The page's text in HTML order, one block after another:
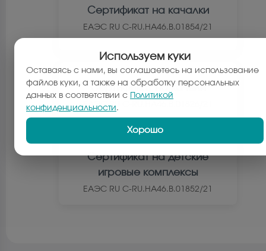
Сертификат на качалки
ЕАЭС RU С-RU.НА46.В.01854/21
Сертификат на качели
ЕАЭС RU С-RU.НА46.В.01826/21
ЕАЭС
Сертификат на детские
игровые комплексы
ЕАЭС RU С-RU.НА46.В.01852/21
Используем куки
Оставаясь с нами, вы соглашаетесь на использование
файлов куки, а также на обработку персональных
данных в соответствии с Политикой
конфиденциальности.
Хорошо